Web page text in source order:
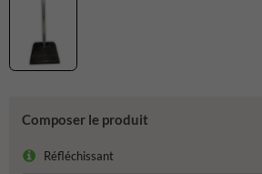
Composer le produit
Réfléchissant